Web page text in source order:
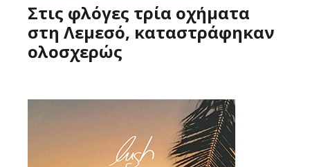
Στις φλόγες τρία οχήματα
στη Λεμεσό, καταστράφηκαν
ολοσχερώς